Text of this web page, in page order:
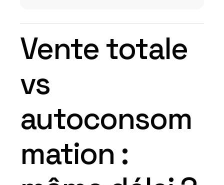
Vente totale
vs
autoconsom
mation :